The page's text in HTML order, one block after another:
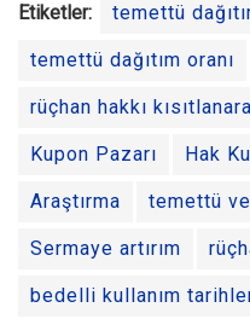
Etiketler: temettü
temettü dağıtım oranı
rüçhan hakkı
Kupon Pazarı Hak
Araştırma temettü
Sermaye artırım
bedelli kullanım